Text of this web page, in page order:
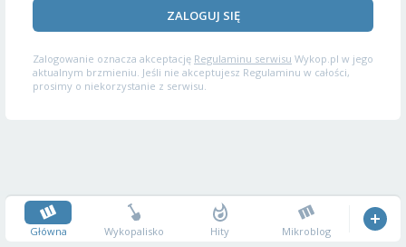
ZALOGUJ SIĘ
Zalogowanie oznacza akceptację Regulaminu serwisu Wykop.pl w jego
aktualnym brzmieniu. Jeśli nie akceptujesz Regulaminu w całości,
prosimy o niekorzystanie z serwisu.
Główna Wykopalisko Hity Mikroblog